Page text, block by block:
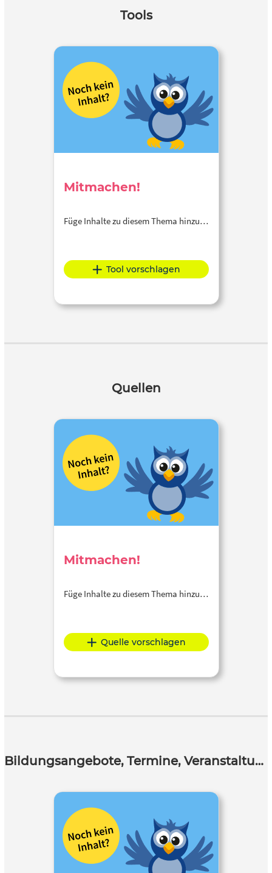
Tools
Mitmachen!
Füge Inhalte zu diesem Thema hinzu…
Tool vorschlagen
Quellen
Mitmachen!
Füge Inhalte zu diesem Thema hinzu…
Quelle vorschlagen
Bildungsangebote, Termine, Veranstaltungen